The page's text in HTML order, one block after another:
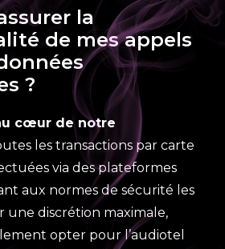
la
de mes appels
?
cœur de notre
les transactions par carte
via des plateformes
aux normes de sécurité les
une discrétion maximale,
opter pour l’audiotel